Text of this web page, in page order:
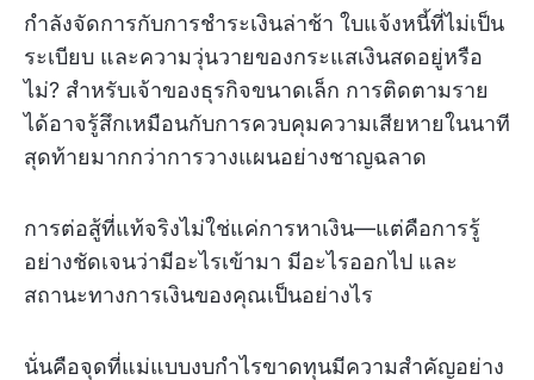
กำลังจัดการกับการชำระเงินล่าช้า ใบแจ้งหนี้ที่ไม่เป็น
ระเบียบ และความวุ่นวายของกระแสเงินสดอยู่หรือ
ไม่? สำหรับเจ้าของธุรกิจขนาดเล็ก การติดตามราย
ได้อาจรู้สึกเหมือนกับการควบคุมความเสียหายในนาที
สุดท้ายมากกว่าการวางแผนอย่างชาญฉลาด
การต่อสู้ที่แท้จริงไม่ใช่แค่การหาเงิน—แต่คือการรู้
อย่างชัดเจนว่ามีอะไรเข้ามา มีอะไรออกไป และ
สถานะทางการเงินของคุณเป็นอย่างไร
นั่นคือจุดที่แม่แบบงบกำไรขาดทุนมีความสำคัญอย่าง